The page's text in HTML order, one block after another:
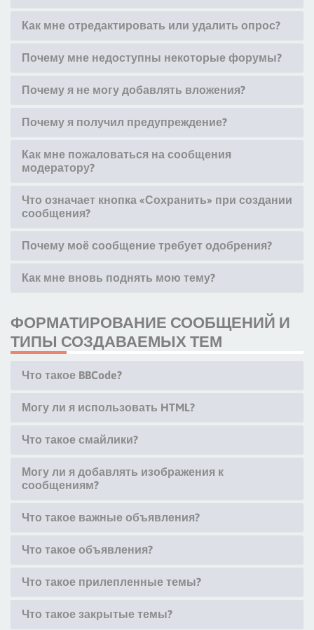
Как мне отредактировать или удалить опрос?
Почему мне недоступны некоторые форумы?
Почему я не могу добавлять вложения?
Почему я получил предупреждение?
Как мне пожаловаться на сообщения
модератору?
Что означает кнопка «Сохранить» при создании
сообщения?
Почему моё сообщение требует одобрения?
Как мне вновь поднять мою тему?
ФОРМАТИРОВАНИЕ СООБЩЕНИЙ И
ТИПЫ СОЗДАВАЕМЫХ ТЕМ
Что такое BBCode?
Могу ли я использовать HTML?
Что такое смайлики?
Могу ли я добавлять изображения к
сообщениям?
Что такое важные объявления?
Что такое объявления?
Что такое прилепленные темы?
Что такое закрытые темы?